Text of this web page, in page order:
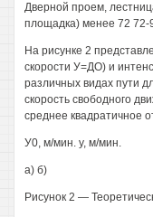
Дверной проем,
площадка) менее 72 72-
На рисунке 2
скорости У=ДО) и
различных видах пути
скорость свободного
среднее квадратичное
У0, м/мин. у, м/мин.
а) б)
Рисунок 2 —